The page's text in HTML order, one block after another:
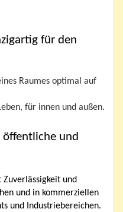
für den
Raumes optimal auf
für innen und außen.
öffentliche und
und
und in kommerziellen
und Industriebereichen.